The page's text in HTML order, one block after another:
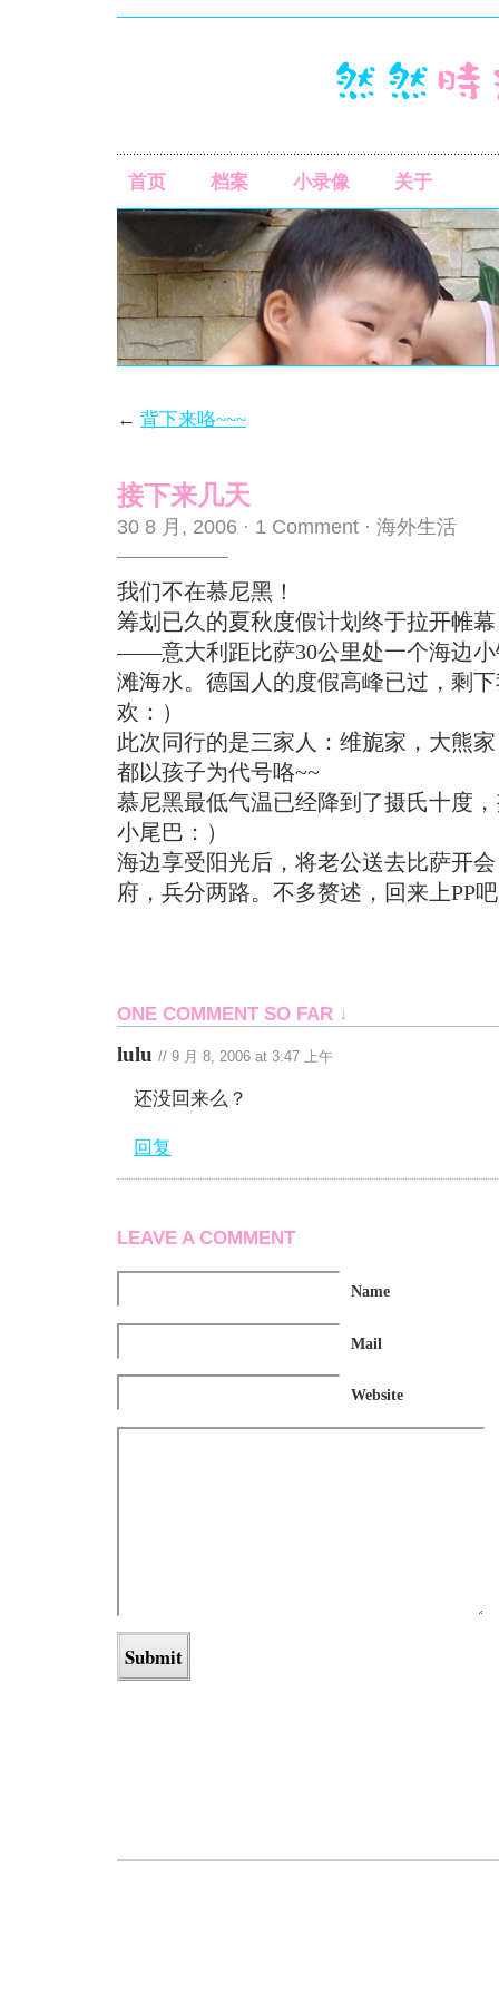
首页 档案 小录像 关于
← 背下来咯~~~
接下来几天
30 8 月, 2006 · 1 Comment · 海外生活
我们不在慕尼黑！
筹划已久的夏秋度假计划终于拉开帷
——意大利距比萨30公里处一个海边小
滩海水。德国人的度假高峰已过，剩
欢：）
此次同行的是三家人：维旎家，大熊
都以孩子为代号咯~~
慕尼黑最低气温已经降到了摄氏十度
小尾巴：）
海边享受阳光后，将老公送去比萨开
府，兵分两路。不多赘述，回来上PP
ONE COMMENT SO FAR ↓
lulu // 9 月 8, 2006 at 3:47 上午
还没回来么？
回复
LEAVE A COMMENT
Name
Mail
Website